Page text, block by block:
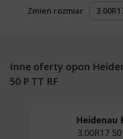
Zmień rozmiar
Inne oferty opon
50 P TT RF
Heidenau
3.00R17 50